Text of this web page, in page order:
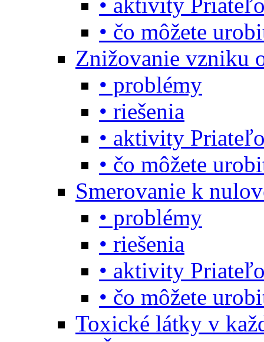
• čo môžete
Znižovanie vzniku
• problémy
• riešenia
• aktivity
• čo môžete
Smerovanie k
• problémy
• riešenia
• aktivity
• čo môžete
Toxické látky v